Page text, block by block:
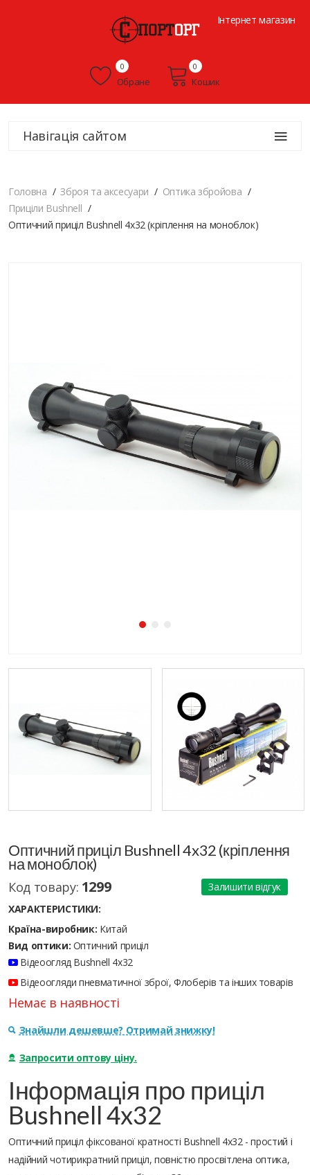
Інтернет магазин
Обране
0
Кошик
0
Навігація сайтом
Головна Зброя та аксесуари
Оптика збройова
Приціли Bushnell
Оптичний приціл Bushnell 4x32 (кріплення на моноблок)
Оптичний приціл Bushnell 4x32 (кріплення
на моноблок)
Код товару: 1299
Залишити відгук
ХАРАКТЕРИСТИКИ:
Країна-виробник: Китай
Вид оптики: Оптичний приціл
Відеоогляд Bushnell 4x32
Відеоогляди пневматичної зброї, Флоберів та інших товарів
Немає в наявності
Знайшли дешевше? Отримай знижку!
Запросити оптову ціну.
Інформація про приціл
Bushnell 4x32
Оптичний приціл фіксованої кратності Bushnell 4x32 - простий і
надійний чотирикратний приціл, повністю просвітлена оптика,